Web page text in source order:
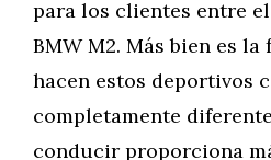
para los clientes entre
BMW M2. Más bien es
hacen estos deportivos
completamente
conducir proporciona